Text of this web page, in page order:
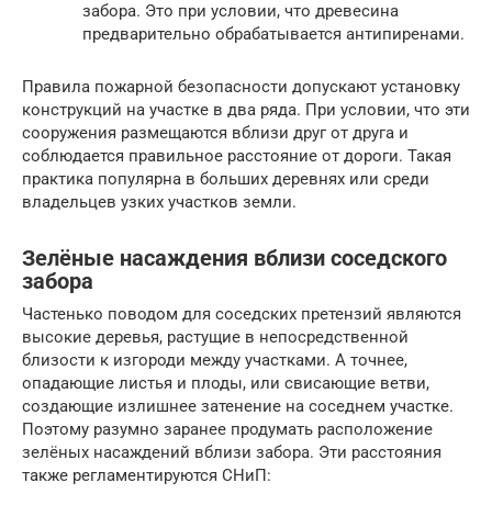
забора. Это при условии, что древесина
предварительно обрабатывается антипиренами.
Правила пожарной безопасности допускают установку
конструкций на участке в два ряда. При условии, что эти
сооружения размещаются вблизи друг от друга и
соблюдается правильное расстояние от дороги. Такая
практика популярна в больших деревнях или среди
владельцев узких участков земли.
Зелёные насаждения вблизи соседского
забора
Частенько поводом для соседских претензий являются
высокие деревья, растущие в непосредственной
близости к изгороди между участками. А точнее,
опадающие листья и плоды, или свисающие ветви,
создающие излишнее затенение на соседнем участке.
Поэтому разумно заранее продумать расположение
зелёных насаждений вблизи забора. Эти расстояния
также регламентируются СНиП: